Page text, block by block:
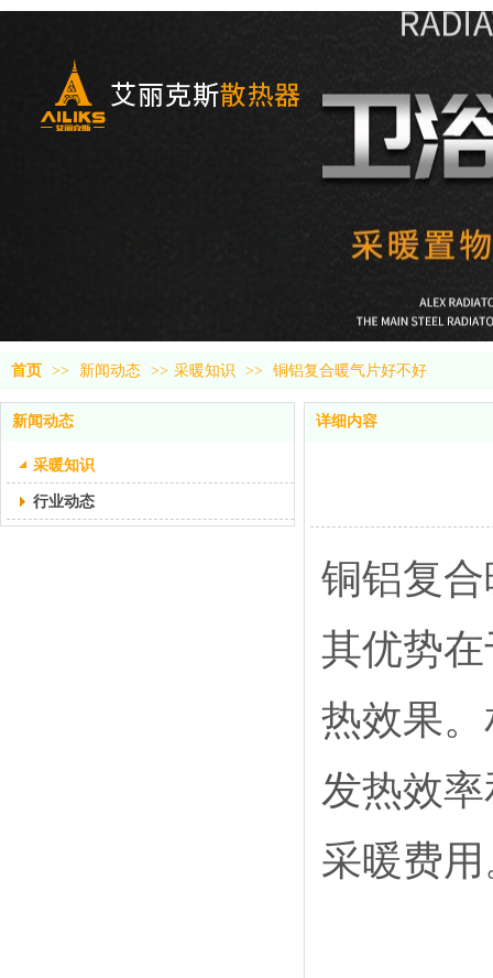
首页 >> 新闻动态 >> 采暖知识 >> 铜铝复合暖气片好不好
新闻动态
采暖知识
行业动态
详细内容
铜铝复
其优势
热效果
发热效
采暖费